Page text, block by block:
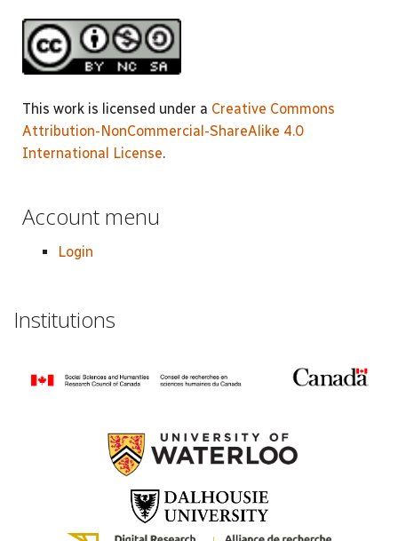
This work is licensed under a Creative Commons
Attribution-NonCommercial-ShareAlike 4.0
International License.
Account menu
Login
Institutions